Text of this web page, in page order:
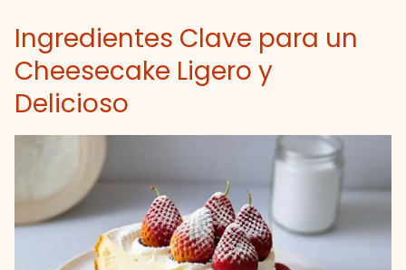
Ingredientes Clave para un
Cheesecake Ligero y
Delicioso